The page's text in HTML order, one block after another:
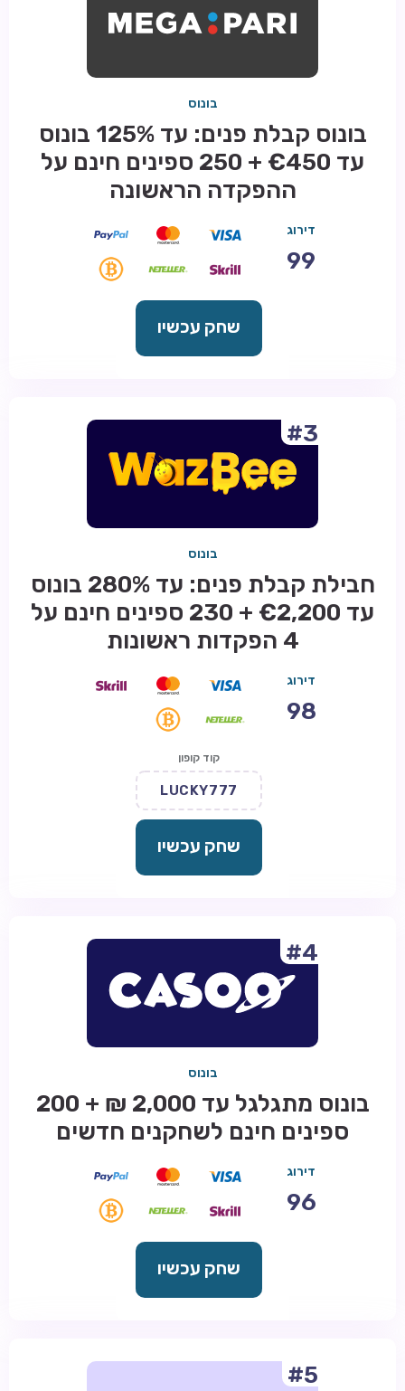
בונוס
בונוס קבלת פנים: עד 125% בונוס
עד €450 + 250 ספינים חינם על
ההפקדה הראשונה
דירוג
99
שחק עכשיו
#3
בונוס
חבילת קבלת פנים: עד 280% בונוס
עד €2,200 + 230 ספינים חינם על
4 הפקדות ראשונות
דירוג
98
קוד קופון
LUCKY777
שחק עכשיו
#4
בונוס
בונוס מתגלגל עד 2,000 ₪ + 200
ספינים חינם לשחקנים חדשים
דירוג
96
שחק עכשיו
#5